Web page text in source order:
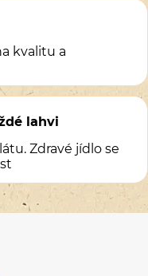
kvalitu a
lahvi
Zdravé jídlo se